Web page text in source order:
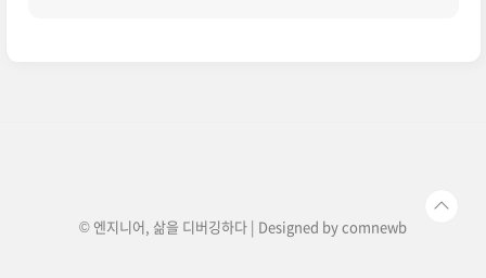
© 엔지니어, 삶을 디버깅하다 | Designed bycomnewb